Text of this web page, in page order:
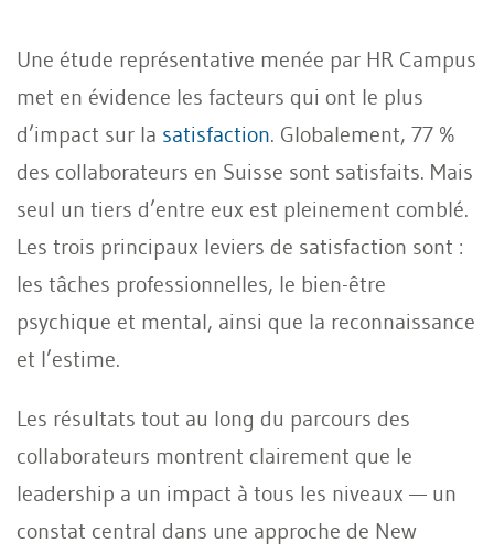
Une étude représentative menée par HR Campus
met en évidence les facteurs qui ont le plus
d’impact sur la satisfaction. Globalement, 77 %
des collaborateurs en Suisse sont satisfaits. Mais
seul un tiers d’entre eux est pleinement comblé.
Les trois principaux leviers de satisfaction sont :
les tâches professionnelles, le bien-être
psychique et mental, ainsi que la reconnaissance
et l’estime.
Les résultats tout au long du parcours des
collaborateurs montrent clairement que le
leadership a un impact à tous les niveaux — un
constat central dans une approche de New